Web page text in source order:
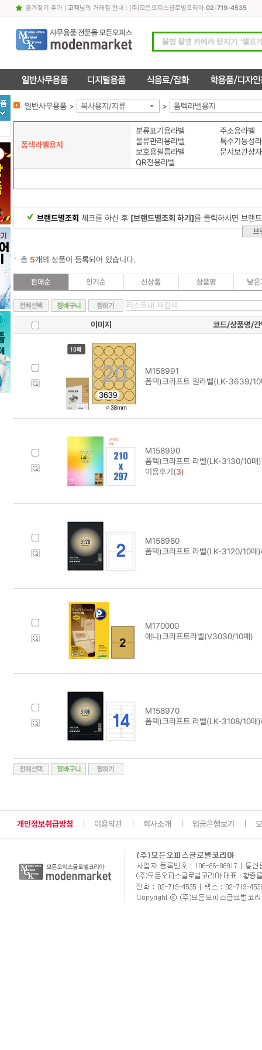
즐겨찾기 추가| 고객님의 거래점 안내 : (주)모든오피스글로벌코리아 02-719-4535
일반사무용품 > 복사용지/지류 > 폼텍라벨용지
폼텍라벨용지
분류표기용라벨
주소용라벨
물류관리용라벨
특수기능성
보호용필름라벨
문서보관상
QR전용라벨
브랜드별조회 체크를 하신 후 [브랜드별조회 하기]를 클릭하시면 브랜
총 5개의 상품이 등록되어 있습니다.
이미지 코드/상품명/간
M158991
폼텍)크라프트 원라벨(LK-3639/10
M158990
폼텍)크라프트 라벨(LK-3130/10매)
이용후기(3)
M158980
폼텍)크라프트 라벨(LK-3120/10매)
M170000
애니)크라프트라벨(V3030/10매)
M158970
폼텍)크라프트 라벨(LK-3108/10매)
개인정보취급방침 이용약관 회사소개 입금은행보기